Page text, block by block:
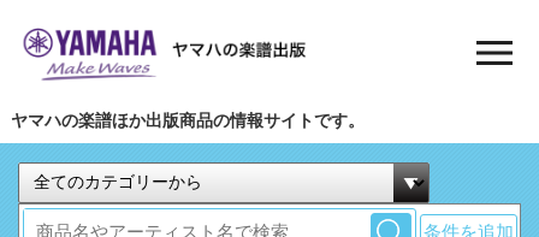
ヤマハの楽譜ほか出版商品の情報サイトです。
条件を追加